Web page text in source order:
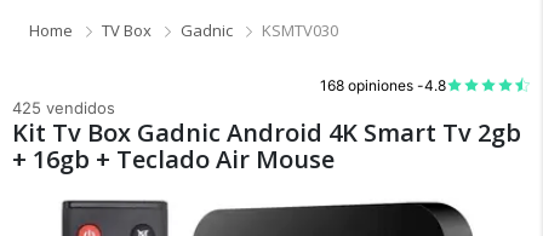
Home TV Box Gadnic KSMTV030
168 opiniones -4.8
425 vendidos
Kit Tv Box Gadnic Android 4K Smart Tv 2gb
+ 16gb + Teclado Air Mouse